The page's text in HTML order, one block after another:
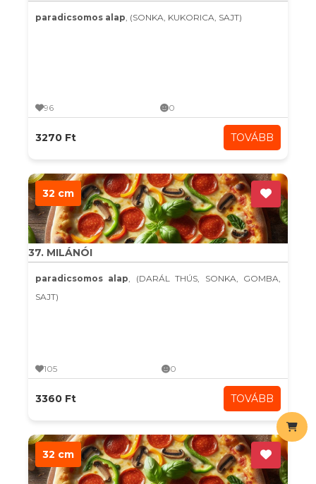
paradicsomos alap, (SONKA, KUKORICA, SAJT)
96 0
3270 Ft TOVÁBB
32 cm
37. MILÁNÓI
paradicsomos alap, (DARÁL THÚS, SONKA, GOMBA,
SAJT)
105 0
3360 Ft TOVÁBB
32 cm